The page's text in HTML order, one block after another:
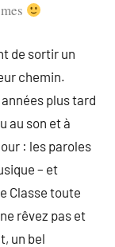
de sortir un
chemin.
plus tard
au son et à
: les paroles
– et
Classe toute
rêvez pas et
un bel